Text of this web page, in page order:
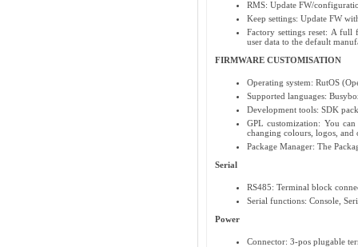
RMS: Update FW/
Keep settings: Update FW
Factory settings reset: A full
user data to the default
FIRMWARE CUSTOMISATION
Operating system: RutOS
Supported languages:
Development tools: SDK
GPL customization: You
changing colours, logos, and
Package Manager: The
Serial
RS485: Terminal block
Serial functions: Console,
Power
Connector: 3-pos plugable